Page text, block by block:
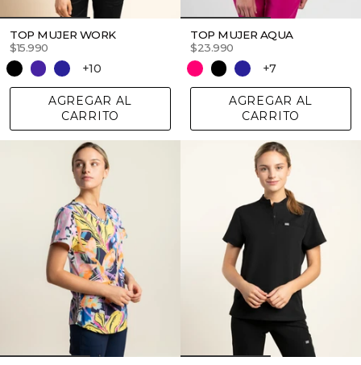
TOP MUJER WORK
$15.990
+10
AGREGAR AL
CARRITO
TOP MUJER AQUA
$23.990
+7
AGREGAR AL
CARRITO